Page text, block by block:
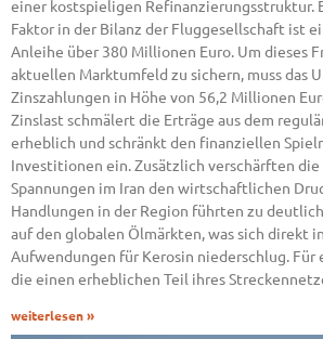
einer kostspieligen Refinanzierungsstruktur.
Faktor in der Bilanz der Fluggesellschaft ist
Anleihe über 380 Millionen Euro. Um dieses
aktuellen Marktumfeld zu sichern, muss das
Zinszahlungen in Höhe von 56,2 Millionen
Zinslast schmälert die Erträge aus dem
erheblich und schränkt den finanziellen
Investitionen ein. Zusätzlich verschärften
Spannungen im Iran den wirtschaftlichen
Handlungen in der Region führten zu
auf den globalen Ölmärkten, was sich direkt
Aufwendungen für Kerosin niederschlug. Für
die einen erheblichen Teil ihres
weiterlesen »